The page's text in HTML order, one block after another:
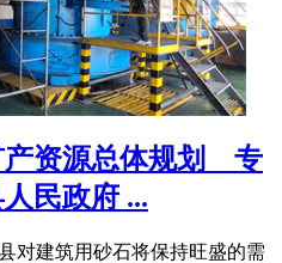
资源总体规划 _ 专
民政府 ...
对建筑用砂石将保持旺盛的需